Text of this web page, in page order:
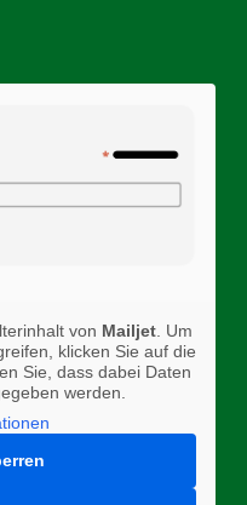
von Mailjet . Um
klicken Sie auf die
Sie, dass dabei Daten
werden.